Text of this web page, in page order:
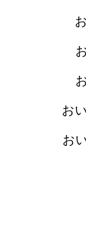
お
お